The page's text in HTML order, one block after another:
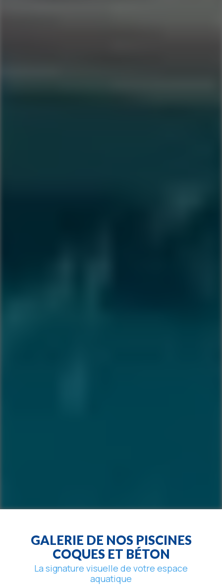
GALERIE DE NOS PISCINES
COQUES ET BÉTON
La signature visuelle de votre espace
aquatique